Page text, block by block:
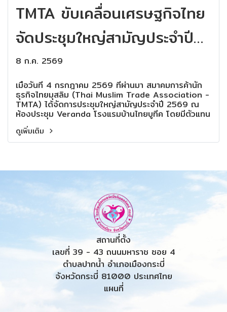
TMTA ขับเคลื่อนเศรษฐกิจไทย
จัดประชุมใหญ่สามัญประจำปี
2569 มุ่งสร้างระบบนิเวศธุรกิจ
ที่ยั่งยืน
8 ก.ค. 2569
เมื่อวันที่ 4 กรกฎาคม 2569 ที่ผ่านมา สมาคมการค้านัก
ธุรกิจไทยมุสลิม (Thai Muslim Trade Association -
TMTA) ได้จัดการประชุมใหญ่สามัญประจำปี 2569 ณ
ห้องประชุม Veranda โรงแรมบ้านไทยบูทีค โดยมีตัวแทน
จากภาคธุรกิจเข้าร่วมอย่างพร้อมเพรียง รวมถึง ดร.พิชญ์
สินี ขาวล้วน (ดร.หนึ่ง) ผู้รับใบอนุญาตโรงเรียนด็อกเตอร์
หนึ่งอินเตอร์แคร์ กระบี่ ได้เข้าร่วมในการประชุมครั้งนี้ด้วย
ดูเพิ่มเติม
สถานที่ตั้ง
เลขที่ 39 - 43 ถนนมหาราช ซอย 4
ตำบลปากน้ำ อำเภอเมืองกระบี่
จังหวัดกระบี่ 81000 ประเทศไทย
แผนที่